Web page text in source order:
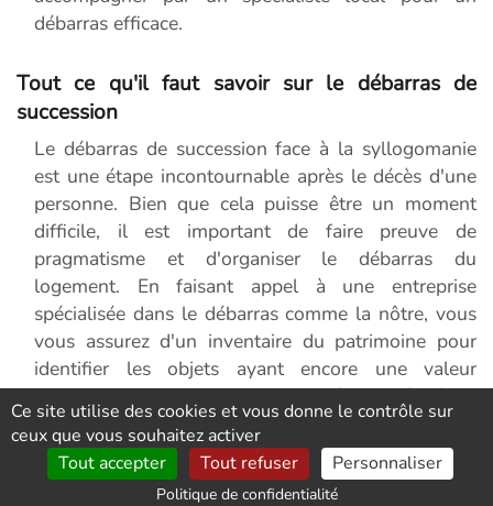
débarras efficace.
Tout ce qu'il faut savoir sur le débarras de
succession
Le débarras de succession face à la syllogomanie
est une étape incontournable après le décès d'une
personne. Bien que cela puisse être un moment
difficile, il est important de faire preuve de
pragmatisme et d'organiser le débarras du
logement. En faisant appel à une entreprise
spécialisée dans le débarras comme la nôtre, vous
vous assurez d'un inventaire du patrimoine pour
identifier les objets ayant encore une valeur
nominale et ceux qui doivent être jetés à la
déchetterie. Cet inventaire est également utile pour
évaluer précisément le coût de la prestation sous la
forme d'un devis que vous êtes libre d'accepter ou
Ce site utilise des cookies et vous donne le contrôle sur
ceux que vous souhaitez activer
Tout accepter
Tout refuser Personnaliser
Politique de confidentialité